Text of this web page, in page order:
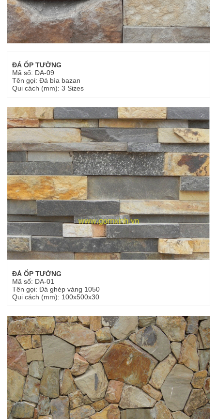
ĐÁ ỐP TƯỜNG
Mã số: DA-09
Tên gọi: Đá bìa bazan
Qui cách (mm): 3 Sizes
ĐÁ ỐP TƯỜNG
Mã số: DA-01
Tên gọi: Đá ghép vàng 1050
Qui cách (mm): 100x500x30